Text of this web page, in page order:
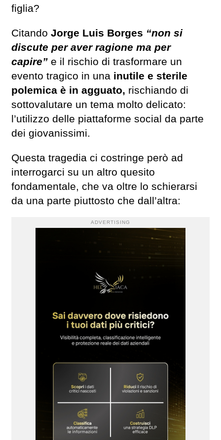
figlia?
Citando Jorge Luis Borges “non si
discute per aver ragione ma per
capire” e il rischio di trasformare un
evento tragico in una inutile e sterile
polemica è in agguato, rischiando di
sottovalutare un tema molto delicato:
l’utilizzo delle piattaforme social da parte
dei giovanissimi.
Questa tragedia ci costringe però ad
interrogarci su un altro quesito
fondamentale, che va oltre lo schierarsi
da una parte piuttosto che dall’altra:
ADVERTISING